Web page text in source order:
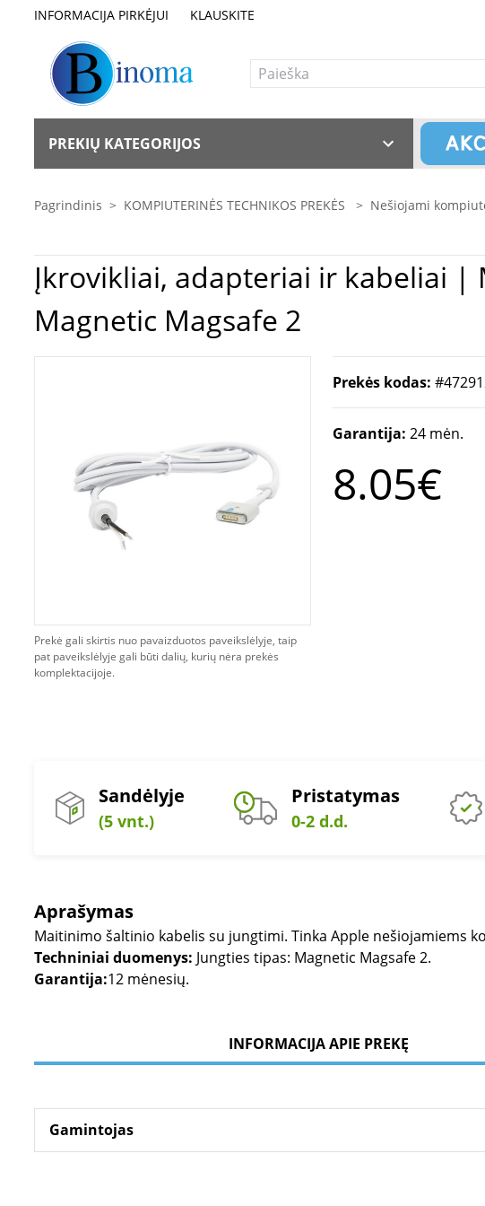
INFORMACIJA PIRKĖJUI KLAUSKITE
PREKIŲ KATEGORIJOS
Pagrindinis > KOMPIUTERINĖS TECHNIKOS PREKĖS > Nešiojami
Įkrovikliai, adapteriai ir kabeliai | Maitinimo šaltinio kabelis su jungtimi APPLE,
Magnetic Magsafe 2
Prekė gali skirtis nuo pavaizduotos paveikslėlyje, taip
pat paveikslėlyje gali būti dalių, kurių nėra prekės
komplektacijoje.
Prekės kodas:
Garantija: 24 mėn.
8.05€
Sandėlyje
(5 vnt.)
Pristatymas
0-2 d.d.
Aprašymas
Maitinimo šaltinio kabelis su jungtimi. Tinka Apple nešiojamiems
Techniniai duomenys: Jungties tipas: Magnetic Magsafe 2.
Garantija:12 mėnesių.
INFORMACIJA APIE PREKĘ
Gamintojas